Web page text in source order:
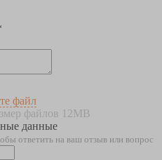
файл
файлов 12MB
данные
ответить на ваш отзыв или вопрос